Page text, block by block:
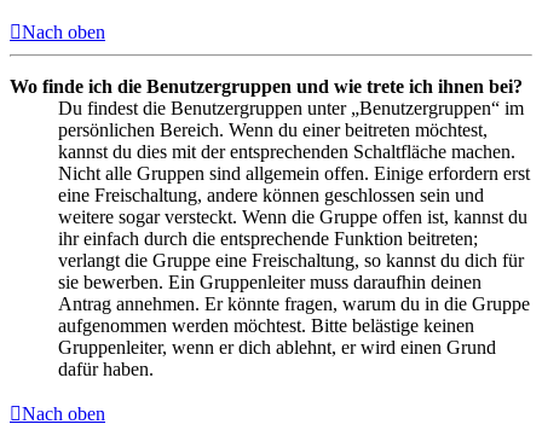
Nach oben
Wo finde ich die Benutzergruppen und wie trete ich ihnen bei?
Du findest die Benutzergruppen unter „Benutzergruppen“ im
persönlichen Bereich. Wenn du einer beitreten möchtest,
kannst du dies mit der entsprechenden Schaltfläche machen.
Nicht alle Gruppen sind allgemein offen. Einige erfordern erst
eine Freischaltung, andere können geschlossen sein und
weitere sogar versteckt. Wenn die Gruppe offen ist, kannst du
ihr einfach durch die entsprechende Funktion beitreten;
verlangt die Gruppe eine Freischaltung, so kannst du dich für
sie bewerben. Ein Gruppenleiter muss daraufhin deinen
Antrag annehmen. Er könnte fragen, warum du in die Gruppe
aufgenommen werden möchtest. Bitte belästige keinen
Gruppenleiter, wenn er dich ablehnt, er wird einen Grund
dafür haben.
Nach oben